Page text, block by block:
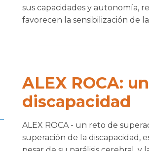
sus capacidades y autonomía,
favorecen la sensibilización de la
ALEX ROCA:
discapacidad
ALEX ROCA - un reto de
superación de la discapacidad,